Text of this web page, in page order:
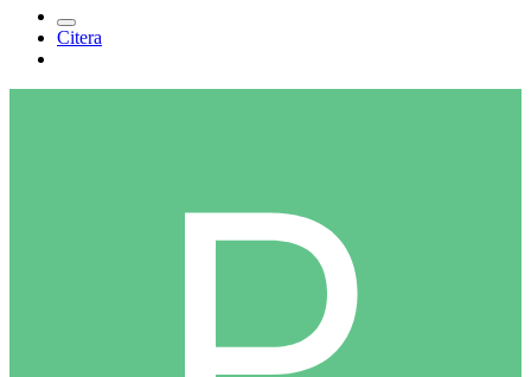
Citera